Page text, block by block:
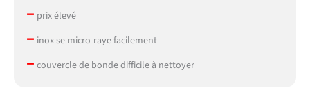
– prix élevé
– inox se micro-raye facilement
– couvercle de bonde difficile à nettoyer